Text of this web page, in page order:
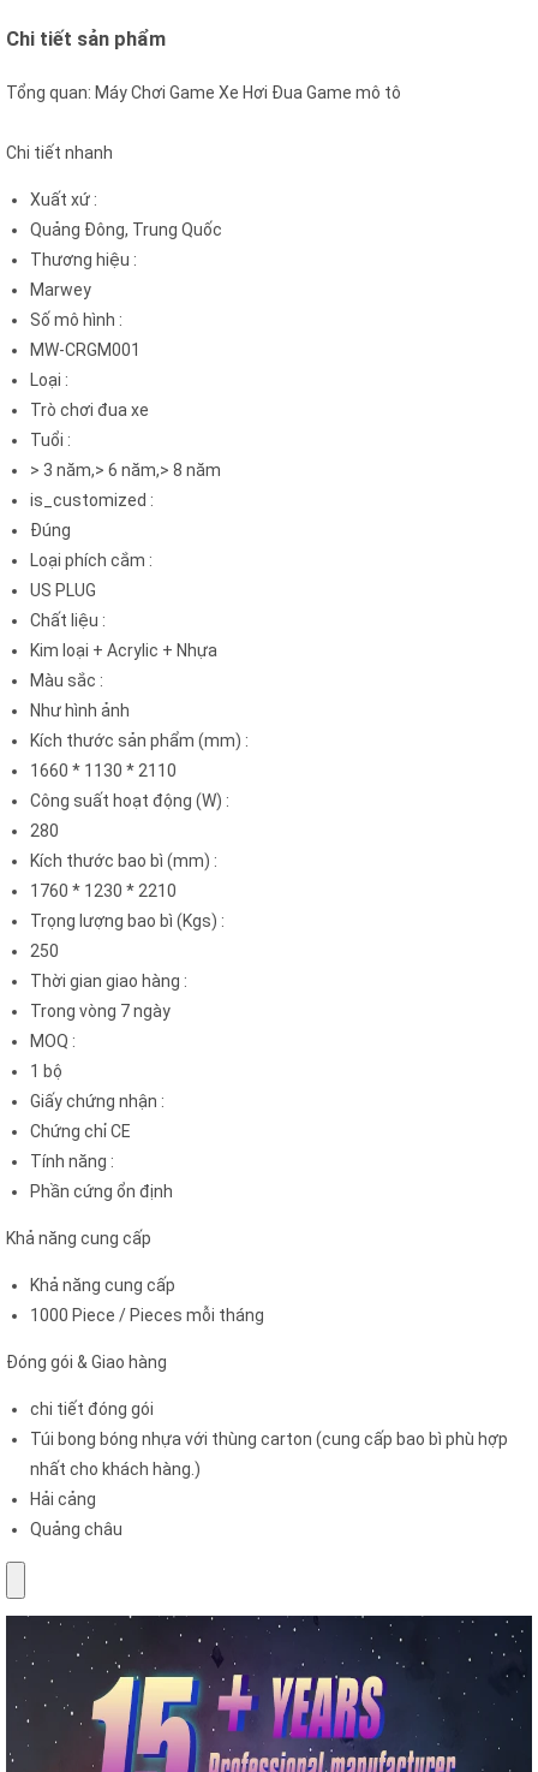
Chi tiết sản phẩm
Tổng quan: Máy Chơi Game Xe Hơi Đua Game mô tô
Chi tiết nhanh
Xuất xứ :
Quảng Đông, Trung Quốc
Thương hiệu :
Marwey
Số mô hình :
MW-CRGM001
Loại :
Trò chơi đua xe
Tuổi :
> 3 năm,> 6 năm,> 8 năm
is_customized :
Đúng
Loại phích cắm :
US PLUG
Chất liệu :
Kim loại + Acrylic + Nhựa
Màu sắc :
Như hình ảnh
Kích thước sản phẩm (mm) :
1660 * 1130 * 2110
Công suất hoạt động (W) :
280
Kích thước bao bì (mm) :
1760 * 1230 * 2210
Trọng lượng bao bì (Kgs) :
250
Thời gian giao hàng :
Trong vòng 7 ngày
MOQ :
1 bộ
Giấy chứng nhận :
Chứng chỉ CE
Tính năng :
Phần cứng ổn định
Khả năng cung cấp
Khả năng cung cấp
1000 Piece / Pieces mỗi tháng
Đóng gói & Giao hàng
chi tiết đóng gói
Túi bong bóng nhựa với thùng carton (cung cấp bao bì phù hợp
nhất cho khách hàng.)
Hải cảng
Quảng châu